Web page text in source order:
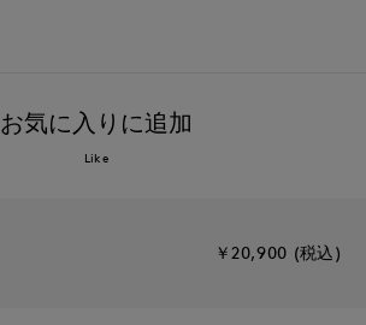
お気に入りに追加
Like
￥20,900 (税込)